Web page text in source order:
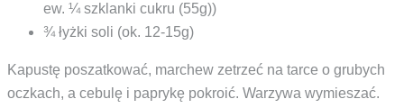
ew. ¼ szklanki cukru (55g))
¾ łyżki soli (ok. 12-15g)
Kapustę poszatkować, marchew zetrzeć na tarce o grubych
oczkach, a cebulę i paprykę pokroić. Warzywa wymieszać.